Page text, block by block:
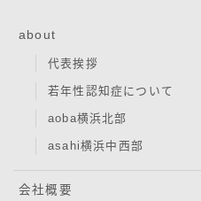
about
代表挨拶
若年性認知症について
aoba横浜北部
asahi横浜中西部
会社概要